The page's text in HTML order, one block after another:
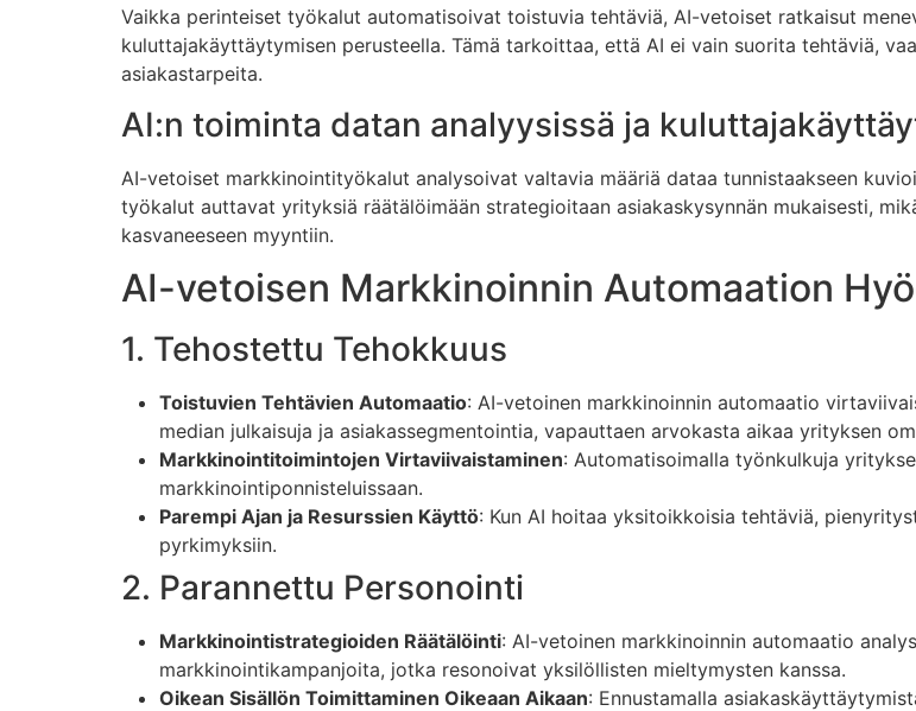
Vaikka perinteiset työkalut automatisoivat toistuvia tehtäviä, AI-vetoiset ratkaisut
kuluttajakäyttäytymisen perusteella. Tämä tarkoittaa, että AI ei vain suorita tehtäviä,
asiakastarpeita.
AI:n toiminta datan analyysissä ja
AI-vetoiset markkinointityökalut analysoivat valtavia määriä dataa tunnistaakseen
työkalut auttavat yrityksiä räätälöimään strategioitaan asiakaskysynnän mukaisesti,
kasvaneeseen myyntiin.
AI-vetoisen Markkinoinnin Automaation
1. Tehostettu Tehokkuus
Toistuvien Tehtävien Automaatio: AI-vetoinen markkinoinnin automaatio
median julkaisuja ja asiakassegmentointia, vapauttaen arvokasta aikaa yrityksen
Markkinointitoimintojen Virtaviivaistaminen: Automatisoimalla työnkulkuja
markkinointiponnisteluissaan.
Parempi Ajan ja Resurssien Käyttö: Kun AI hoitaa yksitoikkoisia tehtäviä,
pyrkimyksiin.
2. Parannettu Personointi
Markkinointistrategioiden Räätälöinti: AI-vetoinen markkinoinnin automaatio
markkinointikampanjoita, jotka resonoivat yksilöllisten mieltymysten kanssa.
Oikean Sisällön Toimittaminen Oikeaan Aikaan: Ennustamalla